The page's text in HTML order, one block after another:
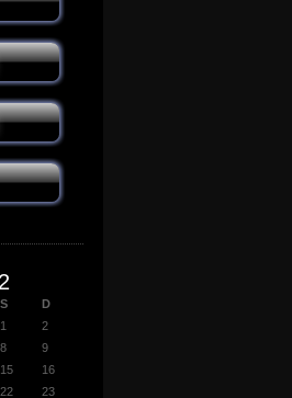
S
D
1
2
8
9
15
16
22 23